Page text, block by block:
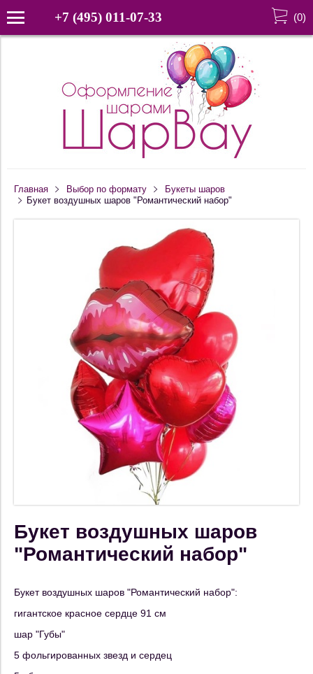
+7 (495) 011-07-33 (0)
Главная Выбор по формату
Букеты шаров
Букет воздушных шаров "Романтический набор"
Букет воздушных шаров
"Романтический набор"
Букет воздушных шаров "Романтический набор":
гигантское красное сердце 91 см
шар "Губы"
5 фольгированных звезд и сердец